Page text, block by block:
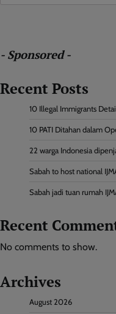
- Sponsored -
Recent Posts
10 Illegal Immigrants
10 PATI Ditahan dalam
22 warga Indonesia
Sabah to host national
Sabah jadi tuan rumah
Recent
No comments to show.
Archives
August 2026